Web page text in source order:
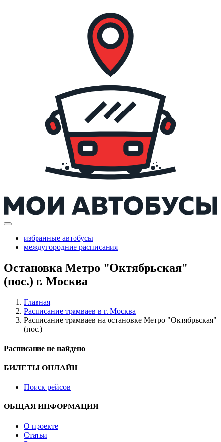
избранные автобусы
междугородние расписания
Остановка Метро "Октябрьская"
(пос.) г. Москва
Главная
Расписание трамваев в г. Москва
Расписание трамваев на остановке Метро "Октябрьская"
(пос.)
Расписание не найдено
БИЛЕТЫ ОНЛАЙН
Поиск рейсов
ОБЩАЯ ИНФОРМАЦИЯ
О проекте
Статьи